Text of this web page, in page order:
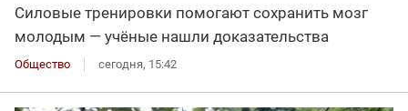
Силовые тренировки помогают сохранить мозг
молодым — учёные нашли доказательства
Общество сегодня, 15:42